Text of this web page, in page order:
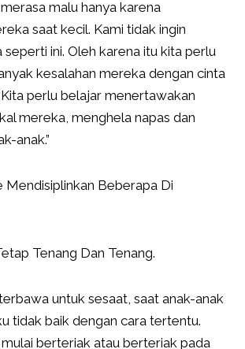
malu hanya karena
saat kecil. Kami tidak ingin
ini. Oleh karena itu kita perlu
kesalahan mereka dengan cinta
perlu belajar menertawakan
mereka, menghela napas dan
anak.”
Beberapa Di
Tenang Dan Tenang.
untuk sesaat, saat anak-anak
tidak baik dengan cara tertentu.
berteriak atau berteriak pada